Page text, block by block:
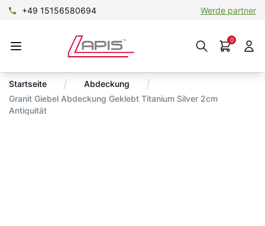
+49 15156580694 Werde partner
0
Startseite / Abdeckung /
Granit Giebel Abdeckung Geklebt Titanium Silver 2cm
Antiquität